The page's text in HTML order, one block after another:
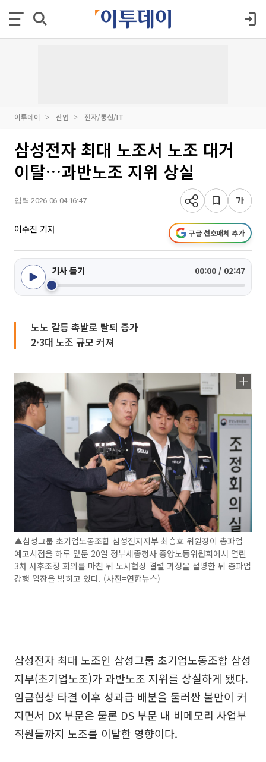
이투데이 산업 전자/통신/IT
삼성전자 최대 노조서 노조 대거
이탈…과반노조 지위 상실
입력 2026-06-04 16:47
이수진 기자 구글 선호매체 추가
기사 듣기 00:00 / 02:47
노노 갈등 촉발로 탈퇴 증가
2·3대 노조 규모 커져
▲삼성그룹 초기업노동조합 삼성전자지부 최승호 위원장이 총파업
예고시점을 하루 앞둔 20일 정부세종청사 중앙노동위원회에서 열린
3차 사후조정 회의를 마친 뒤 노사협상 결렬 과정을 설명한 뒤 총파업
강행 입장을 밝히고 있다. (사진=연합뉴스)
삼성전자 최대 노조인 삼성그룹 초기업노동조합 삼성
지부(초기업노조)가 과반노조 지위를 상실하게 됐다.
임금협상 타결 이후 성과급 배분을 둘러싼 불만이 커
지면서 DX 부문은 물론 DS 부문 내 비메모리 사업부
직원들까지 노조를 이탈한 영향이다.